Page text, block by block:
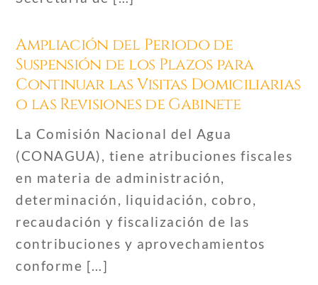
Ampliación del Periodo de
Suspensión de los Plazos para
Continuar las Visitas Domiciliarias
o las Revisiones de Gabinete
La Comisión Nacional del Agua
(CONAGUA), tiene atribuciones fiscales
en materia de administración,
determinación, liquidación, cobro,
recaudación y fiscalización de las
contribuciones y aprovechamientos
conforme […]